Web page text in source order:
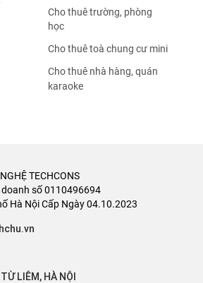
Cho thuê trường, phòng
học
Cho thuê toà chung cư mini
Cho thuê nhà hàng, quán
karaoke
TECHCONS
số 0110496694
Hà Nội Cấp Ngày 04.10.2023
LIÊM, HÀ NỘI